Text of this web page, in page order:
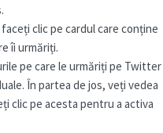
clic pe cardul care conține
îi urmăriți.
pe care le urmăriți pe Twitter
În partea de jos, veți vedea
clic pe acesta pentru a activa